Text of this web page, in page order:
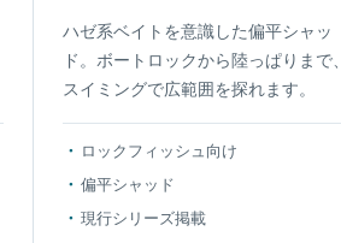
ハゼ系ベイトを意識した偏平シャッ
ド。ボートロックから陸っぱりまで、
スイミングで広範囲を探れます。
ロックフィッシュ向け
偏平シャッド
現行シリーズ掲載